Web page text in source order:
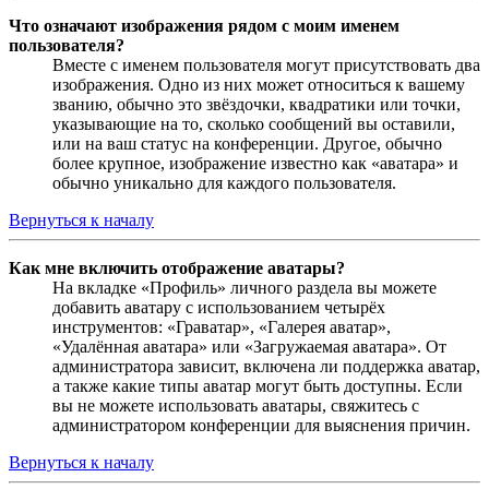
Что означают изображения рядом с моим именем
пользователя?
Вместе с именем пользователя могут присутствовать два
изображения. Одно из них может относиться к вашему
званию, обычно это звёздочки, квадратики или точки,
указывающие на то, сколько сообщений вы оставили,
или на ваш статус на конференции. Другое, обычно
более крупное, изображение известно как «аватара» и
обычно уникально для каждого пользователя.
Вернуться к началу
Как мне включить отображение аватары?
На вкладке «Профиль» личного раздела вы можете
добавить аватару с использованием четырёх
инструментов: «Граватар», «Галерея аватар»,
«Удалённая аватара» или «Загружаемая аватара». От
администратора зависит, включена ли поддержка аватар,
а также какие типы аватар могут быть доступны. Если
вы не можете использовать аватары, свяжитесь с
администратором конференции для выяснения причин.
Вернуться к началу